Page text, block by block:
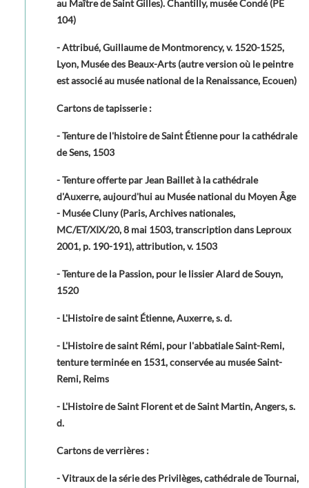
au Maître de Saint Gilles). Chantilly, musée Condé (PE
104)
- Attribué, Guillaume de Montmorency, v. 1520-1525,
Lyon, Musée des Beaux-Arts (autre version où le peintre
est associé au musée national de la Renaissance, Ecouen)
Cartons de tapisserie :
- Tenture de l'histoire de Saint Étienne pour la cathédrale
de Sens, 1503
- Tenture offerte par Jean Baillet à la cathédrale
d'Auxerre, aujourd'hui au Musée national du Moyen Âge
- Musée Cluny (Paris, Archives nationales,
MC/ET/XIX/20, 8 mai 1503, transcription dans Leproux
2001, p. 190-191), attribution, v. 1503
- Tenture de la Passion, pour le lissier Alard de Souyn,
1520
- L'Histoire de saint Étienne, Auxerre, s. d.
- L'Histoire de saint Rémi, pour l'abbatiale Saint-Remi,
tenture terminée en 1531, conservée au musée Saint-
Remi, Reims
- L'Histoire de Saint Florent et de Saint Martin, Angers, s.
d.
Cartons de verrières :
- Vitraux de la série des Privilèges, cathédrale de Tournai,